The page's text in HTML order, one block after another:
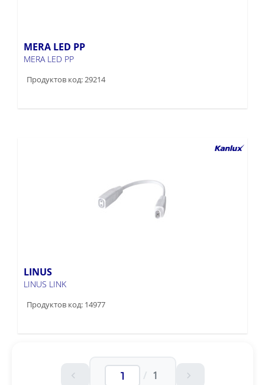
MERA LED PP
MERA LED PP
Продуктов код: 29214
LINUS
LINUS LINK
Продуктов код: 14977
/ 1